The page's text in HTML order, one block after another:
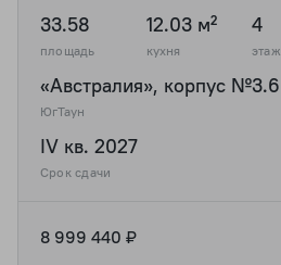
33.58
площадь
12.03 м²
кухня
4
этаж
«Австралия», корпус №3.6
ЮгТаун
IV кв. 2027
Срок сдачи
8 999 440 ₽